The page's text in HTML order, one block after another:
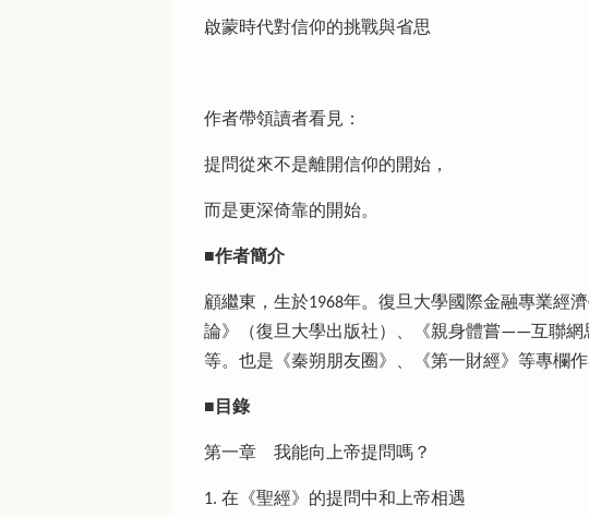
啟蒙時代對信仰的挑戰與省思
作者帶領讀者看見：
提問從來不是離開信仰的開始，
而是更深倚靠的開始。
■作者簡介
顧繼東，生於1968年。復旦大學國際金融專業經
論》（復旦大學出版社）、《親身體嘗——互聯網
等。也是《秦朔朋友圈》、《第一財經》等專欄作
■目錄
第一章 我能向上帝提問嗎？
1. 在《聖經》的提問中和上帝相遇